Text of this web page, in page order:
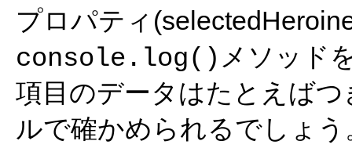
プロパティ
console.log() メソッド
項目のデータはたとえば
ルで確かめられるでしょう